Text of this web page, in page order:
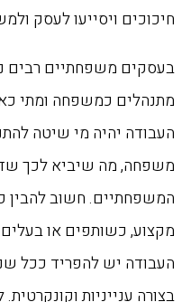
חיכוכים ויסייעו לעסק
בעסקים משפחתיים רבים
מתנהלים כמשפחה ומתי
העבודה יהיה מי שיטה
משפחה, מה שיביא לכך
המשפחתיים. חשוב להבין
מקצוע, כשותפים או
העבודה יש להפריד ככל
בצורה ענייניות